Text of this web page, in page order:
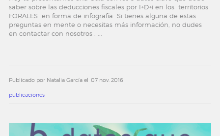
noticias y eventos
contacto
saber sobre las deducciones fiscales por I+D+i en los territorios
FORALES en forma de infografía Si tienes alguna de estas
preguntas en mente o necesitas más información, no dudes
en contactar con nosotros . ...
Publicado por Natalia García el 07 nov. 2016
publicaciones